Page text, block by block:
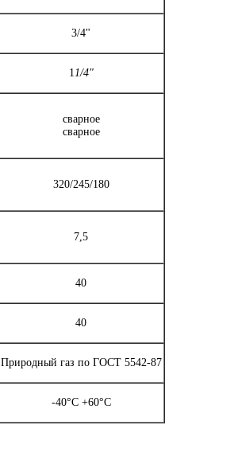
3/4"
1 1/4"
сварное
сварное
320/245/180
7,5
40
40
Природный газ по ГОСТ 5542-87
-40°С +60°С